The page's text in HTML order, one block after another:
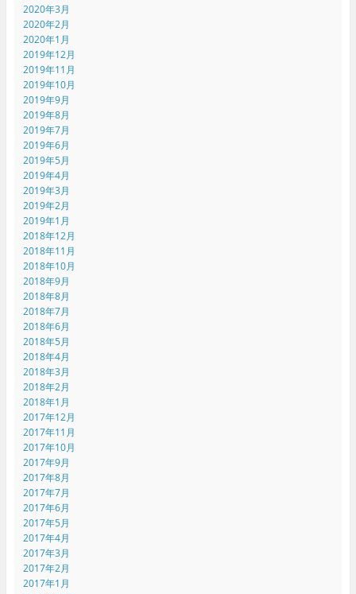
2020年3月
2020年2月
2020年1月
2019年12月
2019年11月
2019年10月
2019年9月
2019年8月
2019年7月
2019年6月
2019年5月
2019年4月
2019年3月
2019年2月
2019年1月
2018年12月
2018年11月
2018年10月
2018年9月
2018年8月
2018年7月
2018年6月
2018年5月
2018年4月
2018年3月
2018年2月
2018年1月
2017年12月
2017年11月
2017年10月
2017年9月
2017年8月
2017年7月
2017年6月
2017年5月
2017年4月
2017年3月
2017年2月
2017年1月